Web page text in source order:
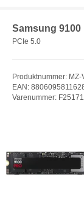
Samsung 9100
PCIe 5.0
Produktnummer: MZ-
EAN:
Varenummer: